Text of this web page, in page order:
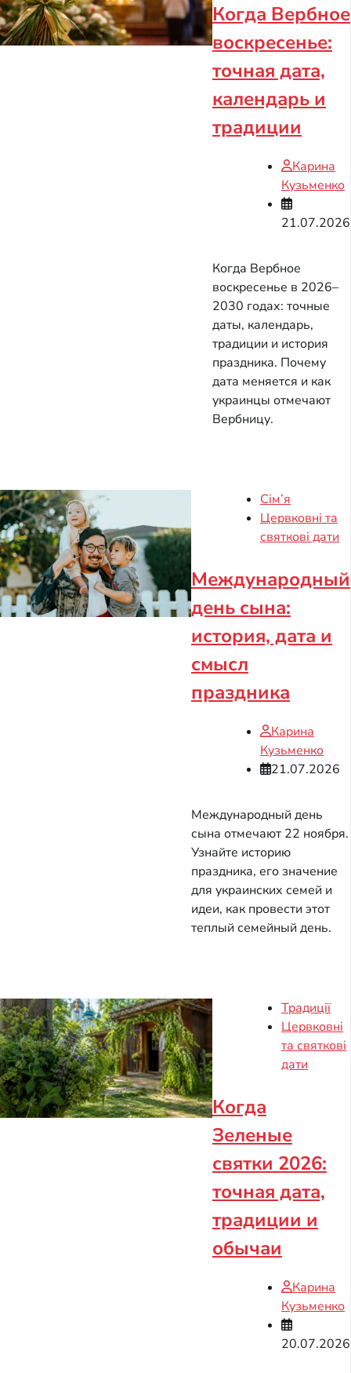
Когда Вербное
воскресенье:
точная дата,
календарь и
традиции
Карина
Кузьменко
21.07.2026
Когда Вербное
воскресенье в 2026–
2030 годах: точные
даты, календарь,
традиции и история
праздника. Почему
дата меняется и как
украинцы отмечают
Вербницу.
Сім’я
Цервковні та
святкові дати
Международный
день сына:
история, дата и
смысл
праздника
Карина
Кузьменко
21.07.2026
Международный день
сына отмечают 22 ноября.
Узнайте историю
праздника, его значение
для украинских семей и
идеи, как провести этот
теплый семейный день.
Традиції
Цервковні
та святкові
дати
Когда
Зеленые
святки 2026:
точная дата,
традиции и
обычаи
Карина
Кузьменко
20.07.2026